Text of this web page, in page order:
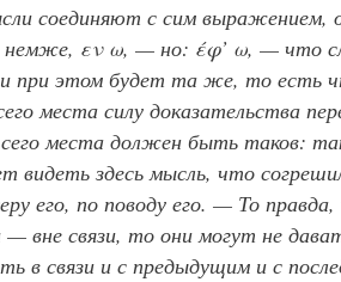
соединяют с сим выражением,
немже, εν ω, — но: έφ’ ω, — что
и при этом будет та же, то есть
места силу доказательства
места должен быть таков:
видеть здесь мысль, что
его, по поводу его. — То
— вне связи, то они могут не
в связи и с предыдущим и с